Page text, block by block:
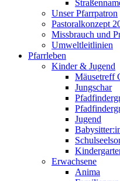
Unser Pfarrpatron
Pastoralkonzept
Missbrauch und
Umweltleitlinien
Pfarrleben
Kinder & Jugend
Mäusetreff
Jungschar
Jugend
Erwachsene
Anima